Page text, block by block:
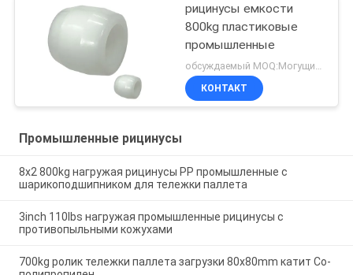
рицинусы емкости
800kg пластиковые
промышленные
обсуждаемый MOQ:Могущий быть предметом переговоров
КОНТАКТ
Промышленные рицинусы
8x2 800kg нагружая рицинусы PP промышленные с
шарикоподшипником для тележки паллета
3inch 110lbs нагружая промышленные рицинусы с
противопыльными кожухами
700kg ролик тележки паллета загрузки 80x80mm катит Со-